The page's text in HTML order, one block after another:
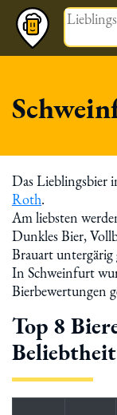
Das Lieblingsbier
Roth.
Am liebsten
Dunkles Bier,
Brauart
In Schweinfurt
Bierbewertungen
Top 8